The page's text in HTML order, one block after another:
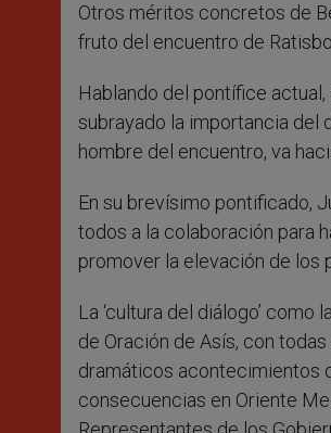
Otros méritos concretos de
fruto del encuentro de
Hablando del pontífice
subrayado la importancia del
hombre del encuentro, va
En su brevísimo pontificado,
todos a la colaboración para
promover la elevación de los
La ‘cultura del diálogo’
de Oración de Asís, con
dramáticos acontecimientos
consecuencias en Oriente